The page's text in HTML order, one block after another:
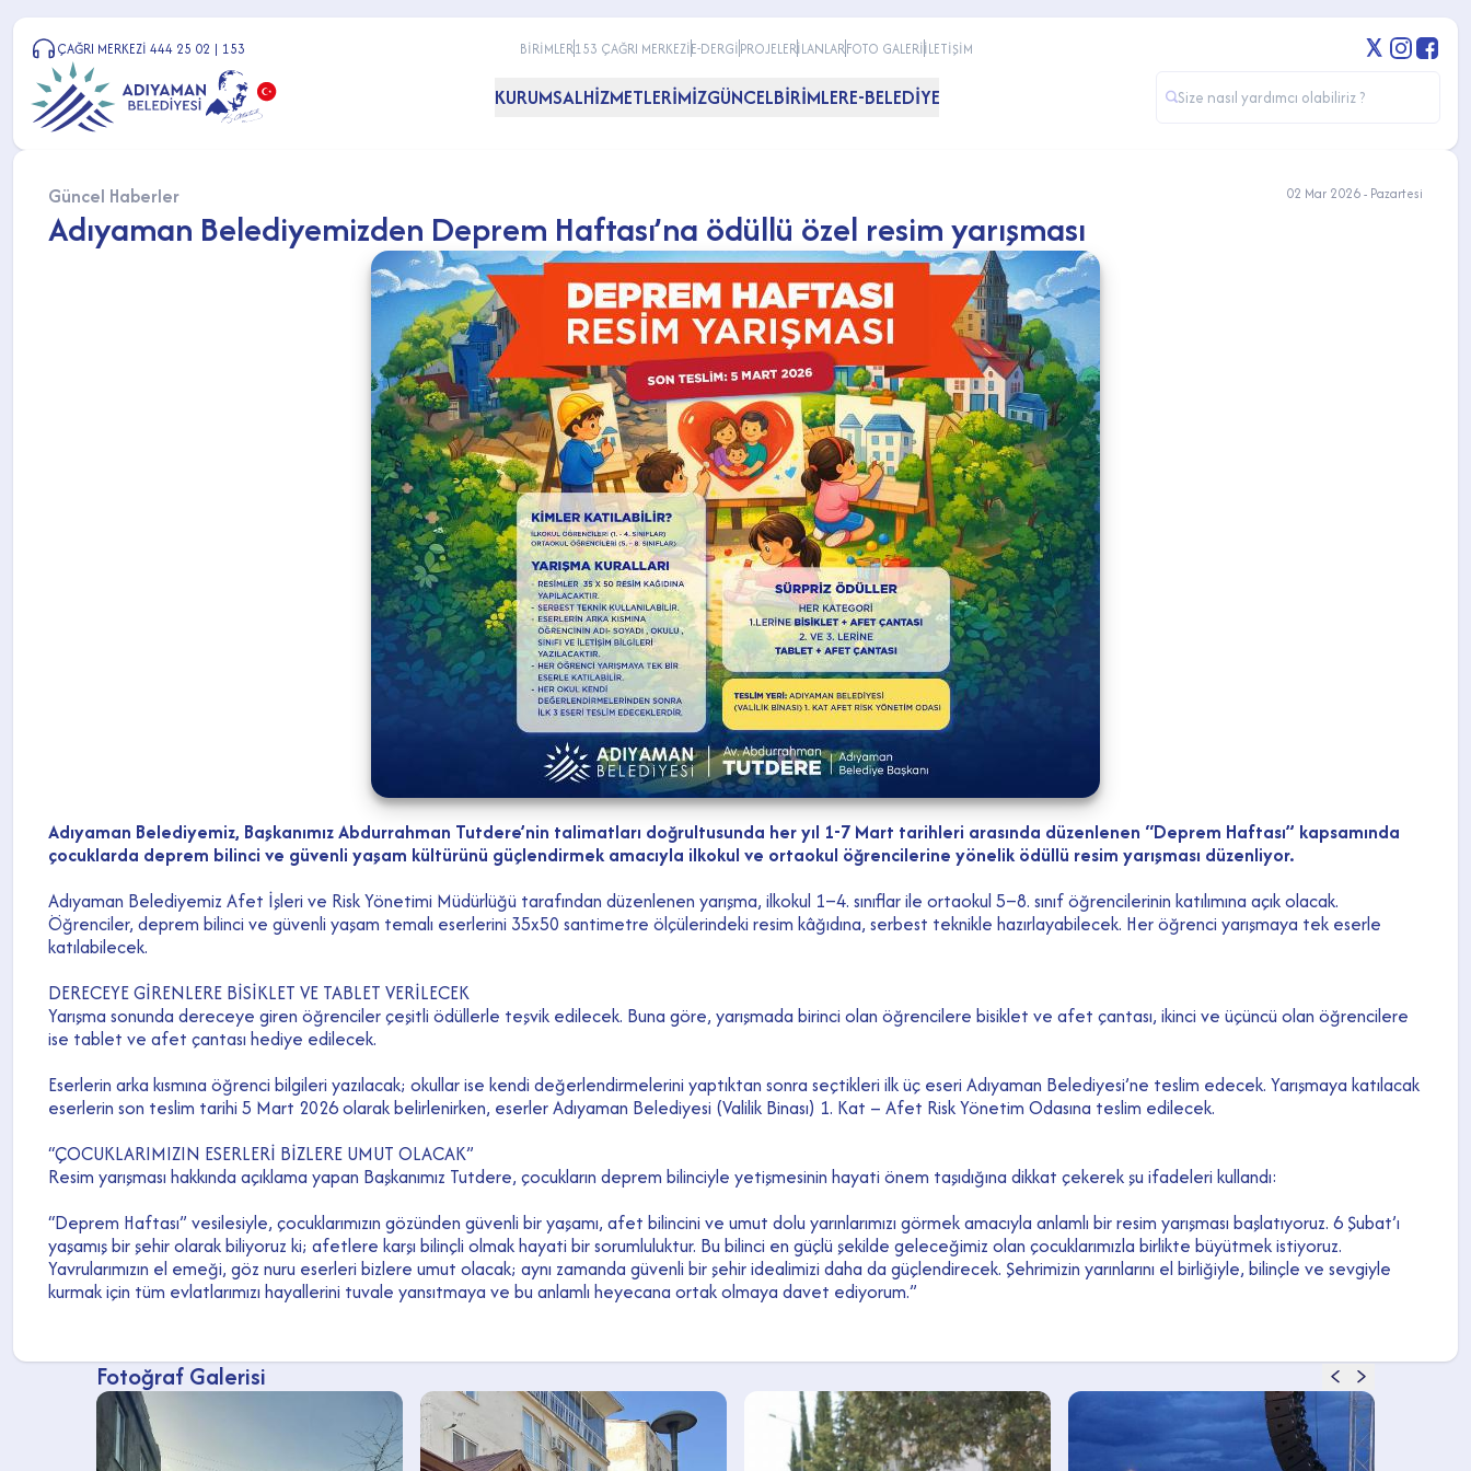
ÇAĞRI MERKEZİ 444 25 02 | 153 BİRİMLER153 ÇAĞRI MERKEZİE-DERGİPROJELERİLANLARFOTO GALERİİLETİŞİM
KURUMSALHİZMETLERİMİZGÜNCELBİRİMLERE-BELEDİYE
Güncel Haberler 02 Mar 2026 - Pazartesi
Adıyaman Belediyemizden Deprem Haftası’na ödüllü özel resim yarışması
Adıyaman Belediyemiz, Başkanımız Abdurrahman Tutdere’nin talimatları doğrultusunda her yıl 1-7 Mart tarihleri arasında düzenlenen “Deprem Haftası” kapsamında
çocuklarda deprem bilinci ve güvenli yaşam kültürünü güçlendirmek amacıyla ilkokul ve ortaokul öğrencilerine yönelik ödüllü resim yarışması düzenliyor.
Adıyaman Belediyemiz Afet İşleri ve Risk Yönetimi Müdürlüğü tarafından düzenlenen yarışma, ilkokul 1–4. sınıflar ile ortaokul 5–8. sınıf öğrencilerinin katılımına açık olacak.
Öğrenciler, deprem bilinci ve güvenli yaşam temalı eserlerini 35x50 santimetre ölçülerindeki resim kâğıdına, serbest teknikle hazırlayabilecek. Her öğrenci yarışmaya tek eserle
katılabilecek.
DERECEYE GİRENLERE BİSİKLET VE TABLET VERİLECEK
Yarışma sonunda dereceye giren öğrenciler çeşitli ödüllerle teşvik edilecek. Buna göre, yarışmada birinci olan öğrencilere bisiklet ve afet çantası, ikinci ve üçüncü olan öğrencilere
ise tablet ve afet çantası hediye edilecek.
Eserlerin arka kısmına öğrenci bilgileri yazılacak; okullar ise kendi değerlendirmelerini yaptıktan sonra seçtikleri ilk üç eseri Adıyaman Belediyesi’ne teslim edecek. Yarışmaya katılacak
eserlerin son teslim tarihi 5 Mart 2026 olarak belirlenirken, eserler Adıyaman Belediyesi (Valilik Binası) 1. Kat – Afet Risk Yönetim Odasına teslim edilecek.
“ÇOCUKLARIMIZIN ESERLERİ BİZLERE UMUT OLACAK”
Resim yarışması hakkında açıklama yapan Başkanımız Tutdere, çocukların deprem bilinciyle yetişmesinin hayati önem taşıdığına dikkat çekerek şu ifadeleri kullandı:
“Deprem Haftası” vesilesiyle, çocuklarımızın gözünden güvenli bir yaşamı, afet bilincini ve umut dolu yarınlarımızı görmek amacıyla anlamlı bir resim yarışması başlatıyoruz. 6 Şubat’ı
yaşamış bir şehir olarak biliyoruz ki; afetlere karşı bilinçli olmak hayati bir sorumluluktur. Bu bilinci en güçlü şekilde geleceğimiz olan çocuklarımızla birlikte büyütmek istiyoruz.
Yavrularımızın el emeği, göz nuru eserleri bizlere umut olacak; aynı zamanda güvenli bir şehir idealimizi daha da güçlendirecek. Şehrimizin yarınlarını el birliğiyle, bilinçle ve sevgiyle
kurmak için tüm evlatlarımızı hayallerini tuvale yansıtmaya ve bu anlamlı heyecana ortak olmaya davet ediyorum.”
Fotoğraf Galerisi